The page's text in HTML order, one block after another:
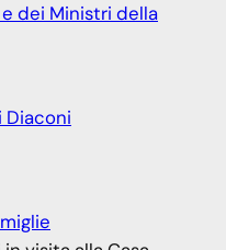
dei Ministri della
Diaconi